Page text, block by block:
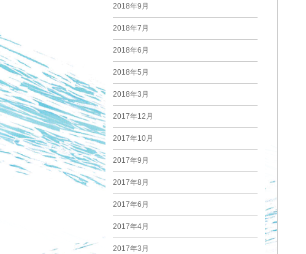
2018年9月
2018年7月
2018年6月
2018年5月
2018年3月
2017年12月
2017年10月
2017年9月
2017年8月
2017年6月
2017年4月
2017年3月